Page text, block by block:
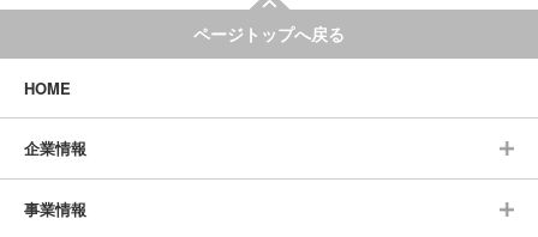
ページトップへ戻る
HOME
企業情報
事業情報